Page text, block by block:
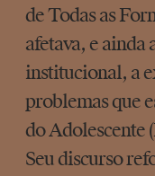
de Todas as
afetava, e ainda
institucional, a
problemas que
do Adolescente
Seu discurso